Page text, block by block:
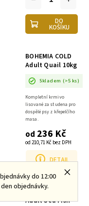
do 12:00
objednávky.
DO
KOŠÍKU
BOHEMIA COLD
Adult Quail 10kg
Skladem (>5 ks)
od 210,71 Kč bez DPH
od 236 Kč
DETAIL
Kompletní krmivo
lisované za studena pro
dospělé psy z křepelčího
masa.
BOHEMIA COLD
Adult Sea Fish